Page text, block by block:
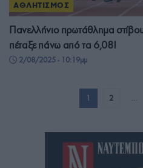
ΑΘΛΗΤΙΣΜΟΣ
Πανελλήνιο πρωτάθλημα
πέταξε πάνω από τα 6,08!
2/08/2025 - 10:19μμ
1 2 …